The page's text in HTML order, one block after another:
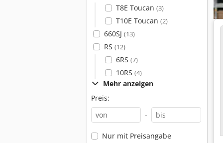
T8E Toucan (3)
T10E Toucan (2)
660SJ (13)
RS (12)
6RS (7)
10RS (4)
Mehr anzeigen
Preis:
-
Nur mit Preisangabe